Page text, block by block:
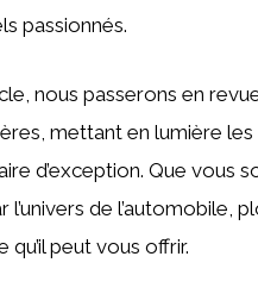
passionnés.
nous passerons en
mettant en lumière
d’exception. Que vous
l’univers de l’automobile,
peut vous offrir.